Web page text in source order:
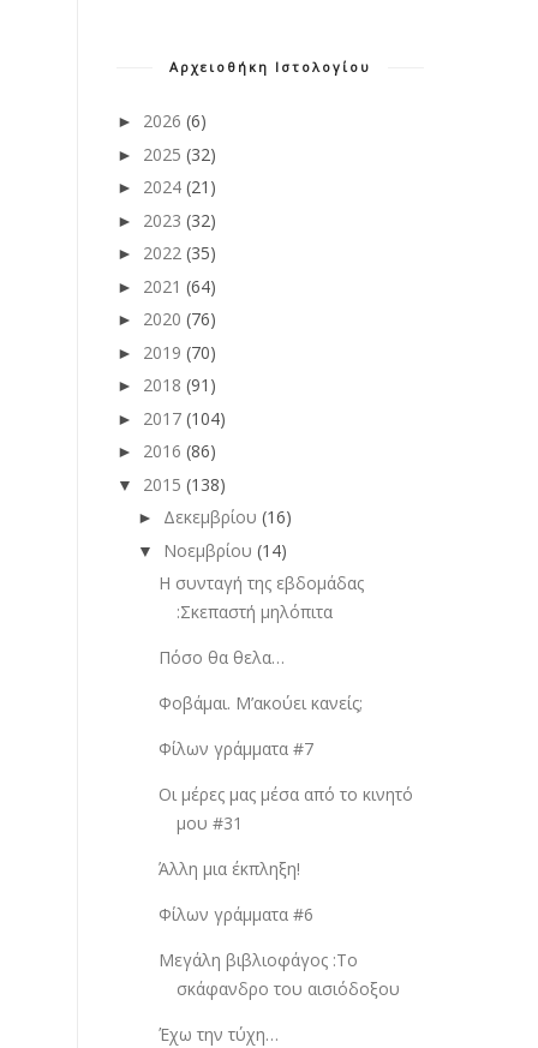
Αρχειοθήκη Ιστολογίου
► 2026 (6)
► 2025 (32)
► 2024 (21)
► 2023 (32)
► 2022 (35)
► 2021 (64)
► 2020 (76)
► 2019 (70)
► 2018 (91)
► 2017 (104)
► 2016 (86)
▼ 2015 (138)
► Δεκεμβρίου (16)
▼ Νοεμβρίου (14)
Η συνταγή της εβδομάδας
:Σκεπαστή μηλόπιτα
Πόσο θα θελα…
Φοβάμαι. Μ’ακούει κανείς;
Φίλων γράμματα #7
Οι μέρες μας μέσα από το κινητό
μου #31
Άλλη μια έκπληξη!
Φίλων γράμματα #6
Μεγάλη βιβλιοφάγος :Το
σκάφανδρο του αισιόδοξου
Έχω την τύχη…